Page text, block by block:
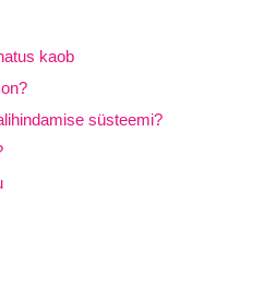
kaob
süsteemi?